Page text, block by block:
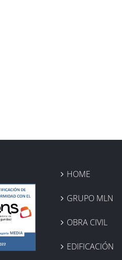
HOME
GRUPO MLN
OBRA CIVIL
EDIFICACIÓN